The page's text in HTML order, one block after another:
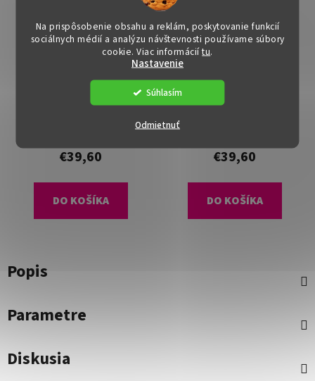
Na prispôsobenie obsahu a reklám, poskytovanie funkcií
sociálnych médií a analýzu návštevnosti používame súbory
cookie. Viac informáciítu.
Nastavenie
Odmietnuť
Súhlasím
€39,60
DO KOŠÍKA
€39,60
DO KOŠÍKA
Popis
Parametre
Diskusia